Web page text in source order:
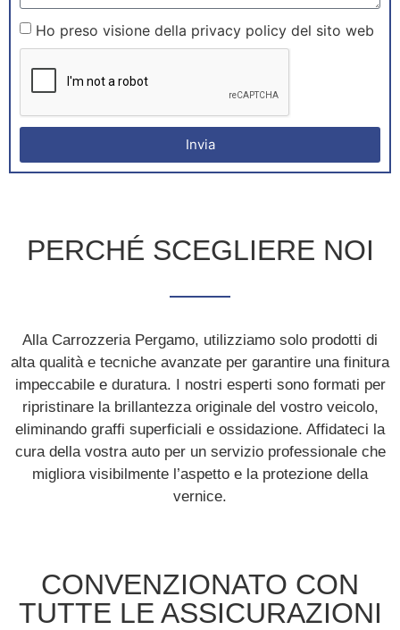
Ho preso visione della privacy policy del sito web
Invia
PERCHÉ SCEGLIERE NOI
Alla Carrozzeria Pergamo, utilizziamo solo prodotti di
alta qualità e tecniche avanzate per garantire una finitura
impeccabile e duratura. I nostri esperti sono formati per
ripristinare la brillantezza originale del vostro veicolo,
eliminando graffi superficiali e ossidazione. Affidateci la
cura della vostra auto per un servizio professionale che
migliora visibilmente l’aspetto e la protezione della
vernice.
CONVENZIONATO CON
TUTTE LE ASSICURAZIONI